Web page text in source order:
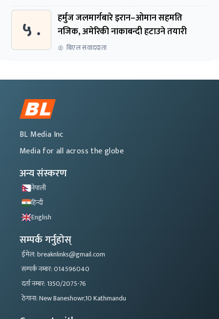
५ .
हर्मुज जलमार्गबारे इरान–ओमान सहमति
नजिक, अमेरिकी नाकाबन्दी हटाउने तयारी
बिएल संवाददाता
BL Media Inc
Media for all across the globe
अन्य संस्करण
नेपाली
हिन्दी
English
सम्पर्क गर्नुहोस्
ईमेल: breaknlinks@gmail.com
सम्पर्क नम्बर: 014596040
दर्ता नम्बर: 1350/2075-76
ठेगाना: New Baneshowr,10 Kathmandu